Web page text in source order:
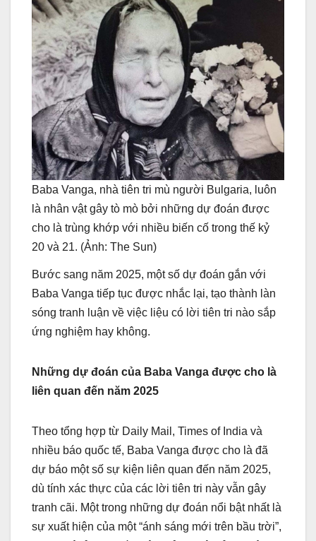
Baba Vanga, nhà tiên tri mù người Bulgaria, luôn
là nhân vật gây tò mò bởi những dự đoán được
cho là trùng khớp với nhiều biến cố trong thế kỷ
20 và 21. (Ảnh: The Sun)
Bước sang năm 2025, một số dự đoán gắn với
Baba Vanga tiếp tục được nhắc lại, tạo thành làn
sóng tranh luận về việc liệu có lời tiên tri nào sắp
ứng nghiệm hay không.
Những dự đoán của Baba Vanga được cho là
liên quan đến năm 2025
Theo tổng hợp từ Daily Mail, Times of India và
nhiều báo quốc tế, Baba Vanga được cho là đã
dự báo một số sự kiện liên quan đến năm 2025,
dù tính xác thực của các lời tiên tri này vẫn gây
tranh cãi. Một trong những dự đoán nổi bật nhất là
sự xuất hiện của một “ánh sáng mới trên bầu trời”,